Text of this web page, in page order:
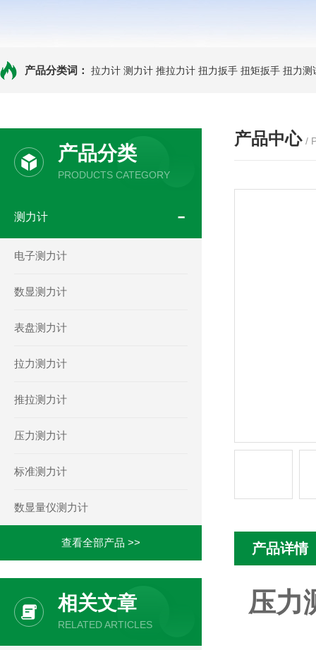
产品分类词： 拉力计 测力计 推拉力计 扭力扳手 扭矩扳手 扭力测
产品分类
PRODUCTS CATEGORY
测力计
电子测力计
数显测力计
表盘测力计
拉力测力计
推拉测力计
压力测力计
标准测力计
数显量仪测力计
查看全部产品 >>
相关文章
RELATED ARTICLES
产品中心 /
产品详情
压力